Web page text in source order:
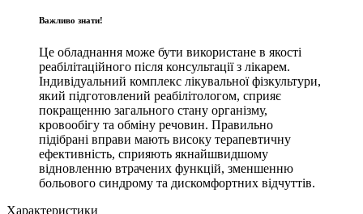
Важливо знати!
Це обладнання може бути використане в якості
реабілітаційного після консультації з лікарем.
Індивідуальний комплекс лікувальної фізкультури,
який підготовлений реабілітологом, сприяє
покращенню загального стану організму,
кровообігу та обміну речовин. Правильно
підібрані вправи мають високу терапевтичну
ефективність, сприяють якнайшвидшому
відновленню втрачених функцій, зменшенню
больового синдрому та дискомфортних відчуттів.
Характеристики